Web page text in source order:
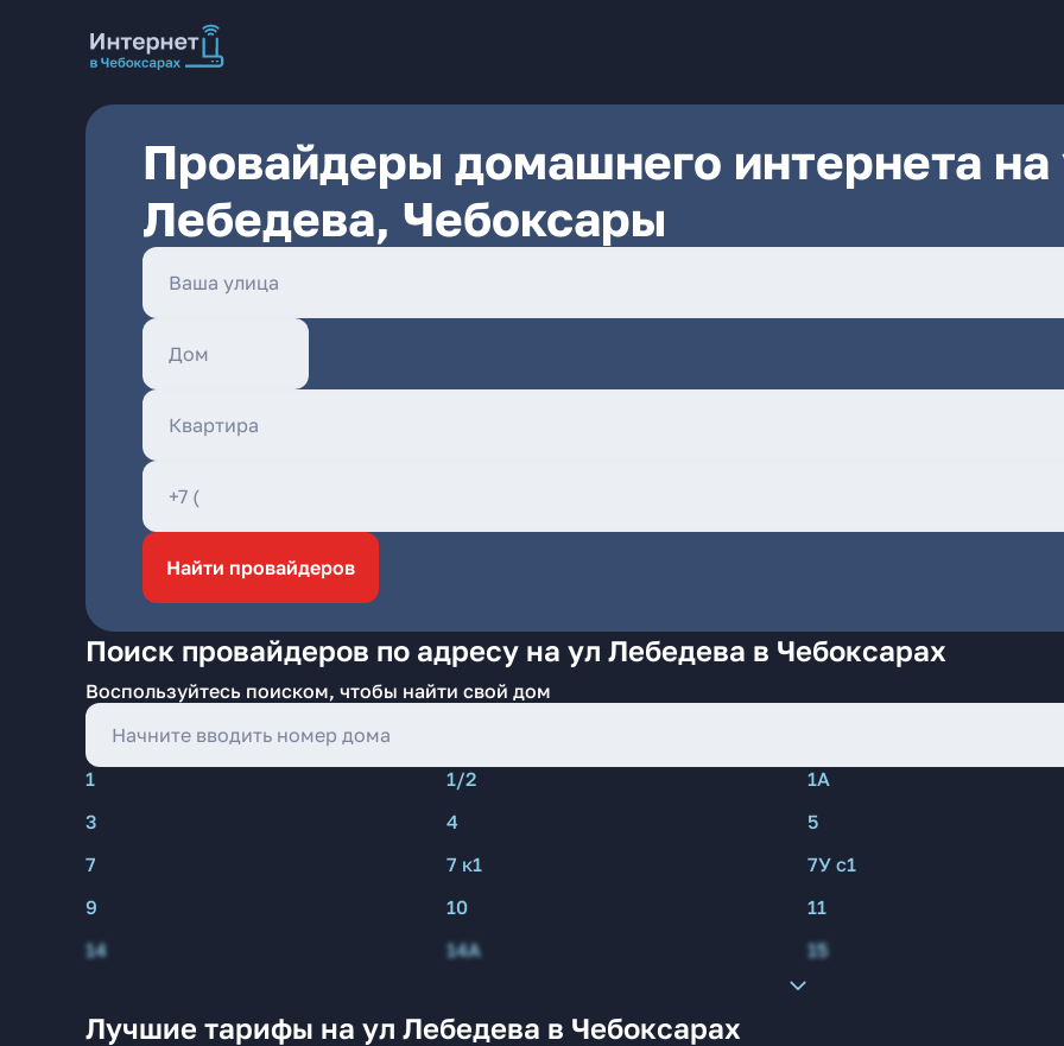
Провайдеры домашнего интернета на
Лебедева, Чебоксары
Найти провайдеров
Поиск провайдеров по адресу на ул Лебедева в Чебоксарах
Воспользуйтесь поиском, чтобы найти свой дом
1 1/2 1А
3
4 5
7
7 к1 7У с1
9
10 11
14
14А 15
Лучшие тарифы на ул Лебедева в Чебоксарах